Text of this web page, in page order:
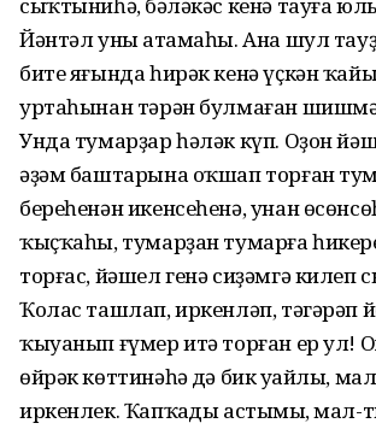
Йәнтәл уның атамаһы. Ана шул
бите яғында һирәк кенә үҫкән
уртаһынан тәрән булмаған
Унда тумарҙар һәләк күп. Оҙон
әҙәм баштарына оҡшап торған
береһенән икенсеһенә, унан
ҡыҫҡаһы, тумарҙан тумарға
торғас, йәшел генә сиҙәмгә килеп
Ҡолас ташлап, иркенләп, тәгәрәп
ҡыуанып ғүмер итә торған ер ул!
өйрәк көттинәһәң дә бик уңайлы,
иркенлек. Ҡапҡаңды астыңмы, мал-